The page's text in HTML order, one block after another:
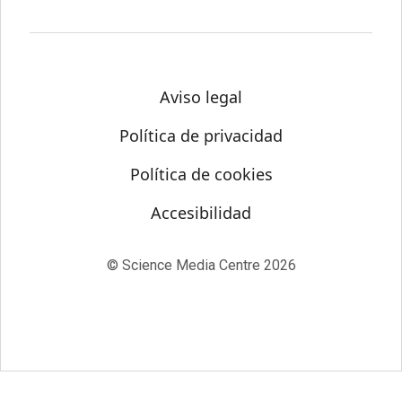
Aviso legal
Política de privacidad
Política de cookies
Accesibilidad
© Science Media Centre 2026